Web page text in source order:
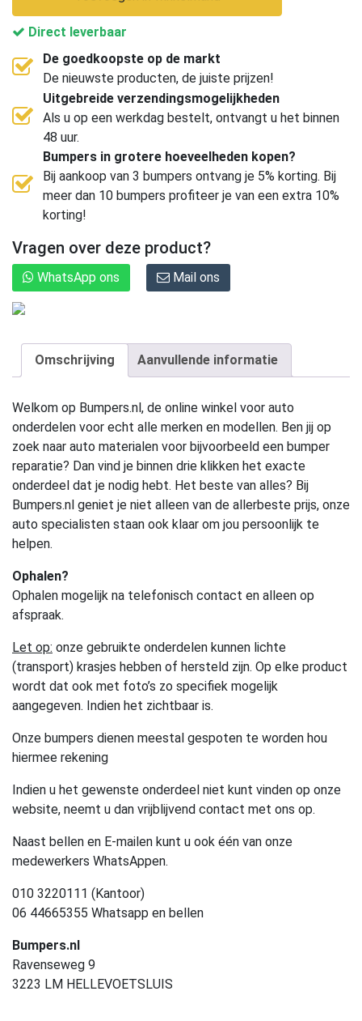
Direct leverbaar
De goedkoopste op de markt
De nieuwste producten, de juiste prijzen!
Uitgebreide verzendingsmogelijkheden
Als u op een werkdag bestelt, ontvangt u het binnen
48 uur.
Bumpers in grotere hoeveelheden kopen?
Bij aankoop van 3 bumpers ontvang je 5% korting. Bij
meer dan 10 bumpers profiteer je van een extra 10%
korting!
Vragen over deze product?
WhatsApp ons Mail ons
Omschrijving Aanvullende informatie
Welkom op Bumpers.nl, de online winkel voor auto
onderdelen voor echt alle merken en modellen. Ben jij op
zoek naar auto materialen voor bijvoorbeeld een bumper
reparatie? Dan vind je binnen drie klikken het exacte
onderdeel dat je nodig hebt. Het beste van alles? Bij
Bumpers.nl geniet je niet alleen van de allerbeste prijs, onze
auto specialisten staan ook klaar om jou persoonlijk te
helpen.
Ophalen?
Ophalen mogelijk na telefonisch contact en alleen op
afspraak.
Let op: onze gebruikte onderdelen kunnen lichte
(transport) krasjes hebben of hersteld zijn. Op elke product
wordt dat ook met foto’s zo specifiek mogelijk
aangegeven. Indien het zichtbaar is.
Onze bumpers dienen meestal gespoten te worden hou
hiermee rekening
Indien u het gewenste onderdeel niet kunt vinden op onze
website, neemt u dan vrijblijvend contact met ons op.
Naast bellen en E-mailen kunt u ook één van onze
medewerkers WhatsAppen.
010 3220111 (Kantoor)
06 44665355 Whatsapp en bellen
Bumpers.nl
Ravenseweg 9
3223 LM HELLEVOETSLUIS